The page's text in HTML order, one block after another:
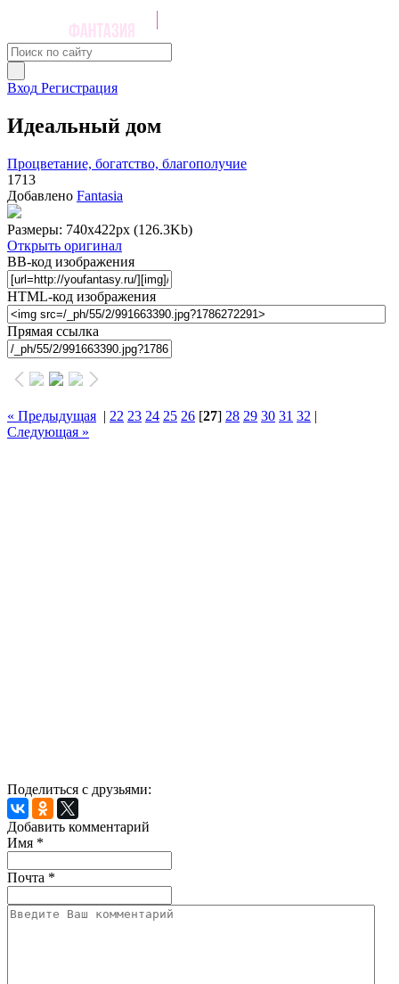
Вход Регистрация
Идеальный дом
Процветание, богатство, благополучие
1713
Добавлено Fantasia
Размеры: 740x422px (126.3Kb)
Открыть оригинал
BB-код изображения
HTML-код изображения
Прямая ссылка
« Предыдущая | 22 23 24 25 26 [27] 28 29 30 31 32 |
Следующая »
Поделиться с друзьями:
Добавить комментарий
Имя *
Почта *